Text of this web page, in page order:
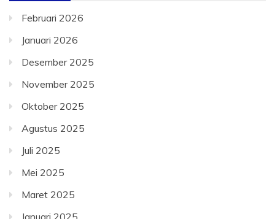
Februari 2026
Januari 2026
Desember 2025
November 2025
Oktober 2025
Agustus 2025
Juli 2025
Mei 2025
Maret 2025